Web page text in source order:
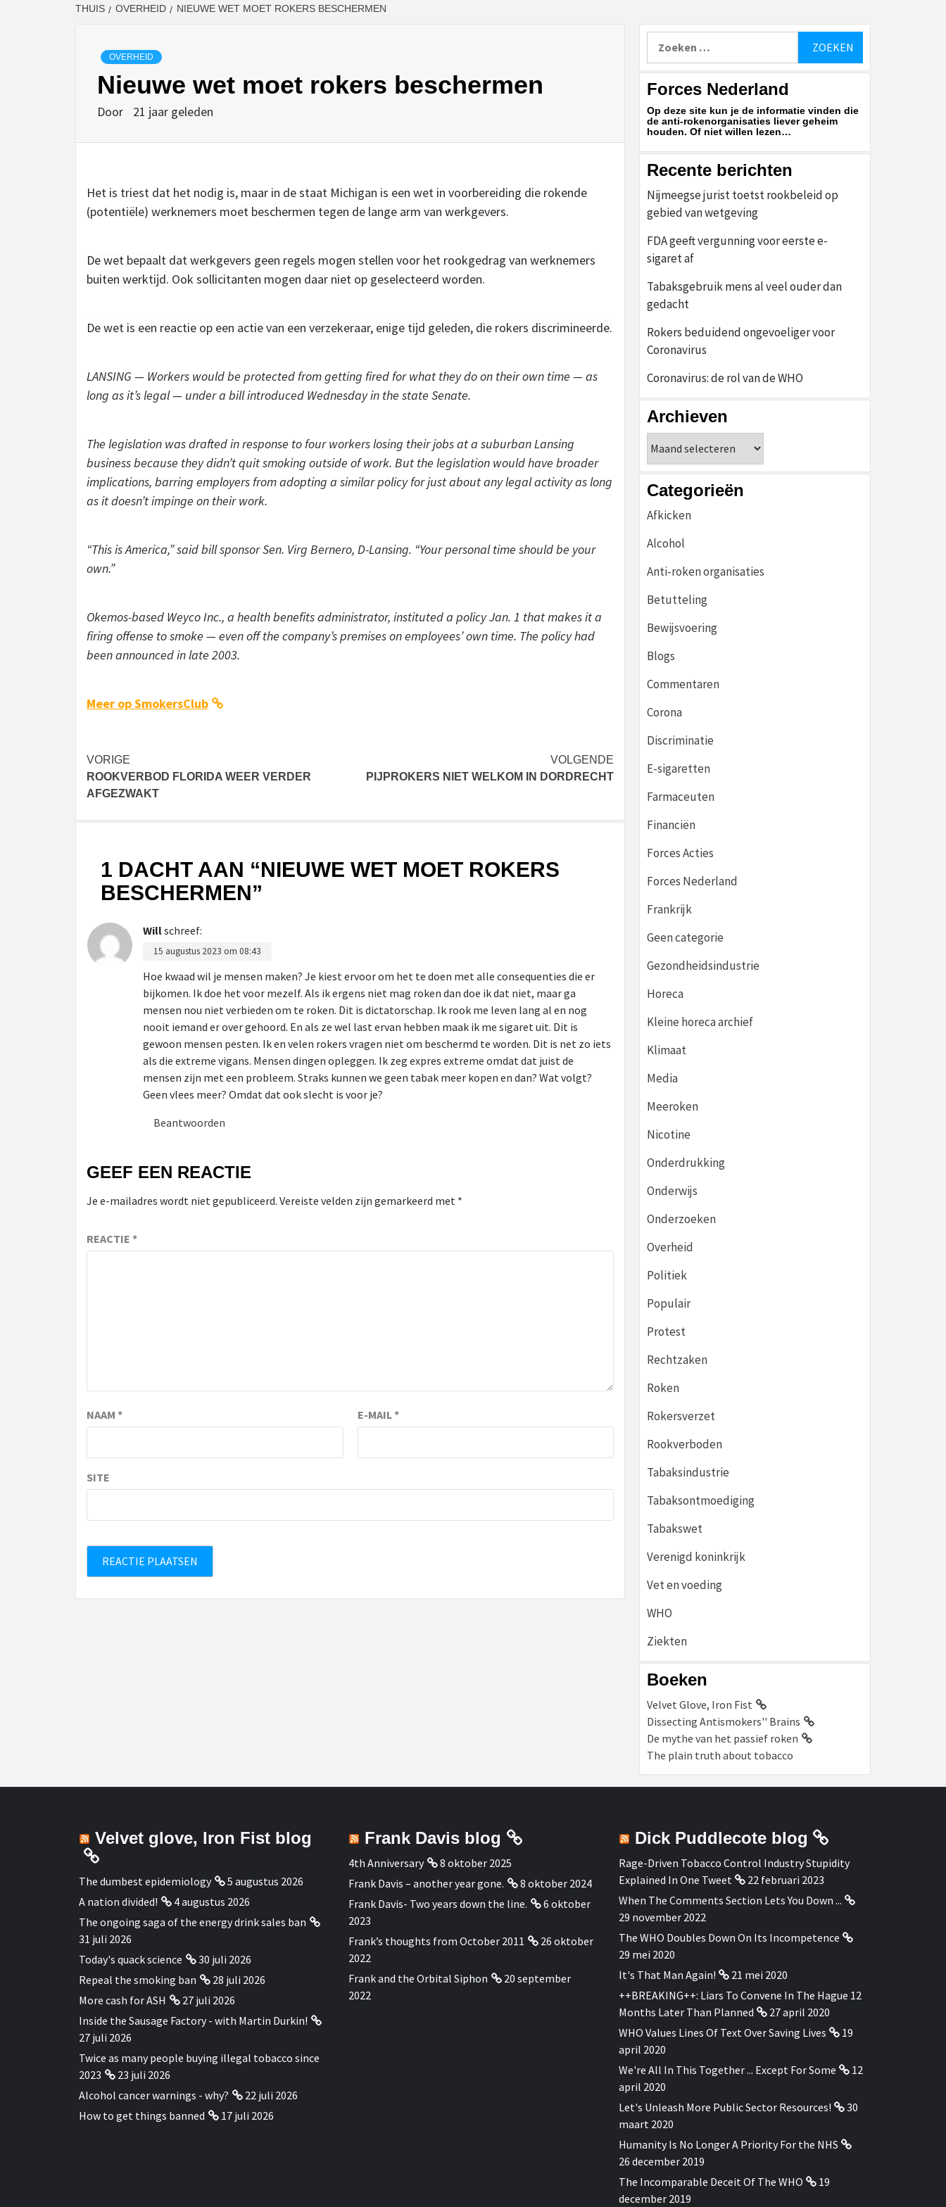
THUIS OVERHEID NIEUWE WET MOET ROKERS BESCHERMEN
OVERHEID
Nieuwe wet moet rokers beschermen
Door 21 jaar geleden
Het is triest dat het nodig is, maar in de staat Michigan is een wet in voorbereiding die rokende
(potentiële) werknemers moet beschermen tegen de lange arm van werkgevers.
De wet bepaalt dat werkgevers geen regels mogen stellen voor het rookgedrag van werknemers
buiten werktijd. Ook sollicitanten mogen daar niet op geselecteerd worden.
De wet is een reactie op een actie van een verzekeraar, enige tijd geleden, die rokers discrimineerde.
LANSING — Workers would be protected from getting fired for what they do on their own time — as
long as it’s legal — under a bill introduced Wednesday in the state Senate.
The legislation was drafted in response to four workers losing their jobs at a suburban Lansing
business because they didn’t quit smoking outside of work. But the legislation would have broader
implications, barring employers from adopting a similar policy for just about any legal activity as long
as it doesn’t impinge on their work.
“This is America,” said bill sponsor Sen. Virg Bernero, D-Lansing. “Your personal time should be your
own.”
Okemos-based Weyco Inc., a health benefits administrator, instituted a policy Jan. 1 that makes it a
firing offense to smoke — even off the company’s premises on employees’ own time. The policy had
been announced in late 2003.
Meer op SmokersClub
Bericht
navigatie
VORIGE
ROOKVERBOD FLORIDA WEER VERDER
AFGEZWAKT
VOLGENDE
PIJPROKERS NIET WELKOM IN DORDRECHT
1 DACHT AAN “NIEUWE WET MOET ROKERS
BESCHERMEN”
Willschreef:
15 augustus 2023 om 08:43
Hoe kwaad wil je mensen maken? Je kiest ervoor om het te doen met alle consequenties die er
bijkomen. Ik doe het voor mezelf. Als ik ergens niet mag roken dan doe ik dat niet, maar ga
mensen nou niet verbieden om te roken. Dit is dictatorschap. Ik rook me leven lang al en nog
nooit iemand er over gehoord. En als ze wel last ervan hebben maak ik me sigaret uit. Dit is
gewoon mensen pesten. Ik en velen rokers vragen niet om beschermd te worden. Dit is net zo iets
als die extreme vigans. Mensen dingen opleggen. Ik zeg expres extreme omdat dat juist de
mensen zijn met een probleem. Straks kunnen we geen tabak meer kopen en dan? Wat volgt?
Geen vlees meer? Omdat dat ook slecht is voor je?
Beantwoorden
GEEF EEN REACTIE
Je e-mailadres wordt niet gepubliceerd. Vereiste velden zijn gemarkeerd met *
REACTIE *
NAAM * E-MAIL*
SITE
naar:
Forces Nederland
Op deze site kun je de informatie vinden die
de anti-rokenorganisaties liever geheim
houden. Of niet willen lezen…
Recente berichten
Nijmeegse jurist toetst rookbeleid op
gebied van wetgeving
FDA geeft vergunning voor eerste e-
sigaret af
Tabaksgebruik mens al veel ouder dan
gedacht
Rokers beduidend ongevoeliger voor
Coronavirus
Coronavirus: de rol van de WHO
Archieven
Categorieën
Afkicken
Alcohol
Anti-roken organisaties
Betutteling
Bewijsvoering
Blogs
Commentaren
Corona
Discriminatie
E-sigaretten
Farmaceuten
Financiën
Forces Acties
Forces Nederland
Frankrijk
Geen categorie
Gezondheidsindustrie
Horeca
Kleine horeca archief
Klimaat
Media
Meeroken
Nicotine
Onderdrukking
Onderwijs
Onderzoeken
Overheid
Politiek
Populair
Protest
Rechtzaken
Roken
Rokersverzet
Rookverboden
Tabaksindustrie
Tabaksontmoediging
Tabakswet
Verenigd koninkrijk
Vet en voeding
WHO
Ziekten
Boeken
Velvet Glove, Iron Fist
Dissecting Antismokers'' Brains
De mythe van het passief roken
The plain truth about tobacco
Velvet glove, Iron Fist blog
The dumbest epidemiology
5 augustus 2026
A nation divided!
4 augustus 2026
The ongoing saga of the energy drink sales ban
31 juli 2026
Today's quack science
30 juli 2026
Repeal the smoking ban
28 juli 2026
More cash for ASH
27 juli 2026
Inside the Sausage Factory - with Martin Durkin!
27 juli 2026
Twice as many people buying illegal tobacco since
2023
23 juli 2026
Alcohol cancer warnings - why?
22 juli 2026
How to get things banned
17 juli 2026
Frank Davis blog
4th Anniversary
8 oktober 2025
Frank Davis – another year gone.
8 oktober 2024
Frank Davis- Two years down the line.
6 oktober
2023
Frank’s thoughts from October 2011
26 oktober
2022
Frank and the Orbital Siphon
20 september
2022
Dick Puddlecote blog
Rage-Driven Tobacco Control Industry Stupidity
Explained In One Tweet
22 februari 2023
When The Comments Section Lets You Down ...
29 november 2022
The WHO Doubles Down On Its Incompetence
29 mei 2020
It's That Man Again!
21 mei 2020
++BREAKING++: Liars To Convene In The Hague 12
Months Later Than Planned
27 april 2020
WHO Values Lines Of Text Over Saving Lives
19
april 2020
We're All In This Together ... Except For Some
12
april 2020
Let's Unleash More Public Sector Resources!
30
maart 2020
Humanity Is No Longer A Priority For the NHS
26 december 2019
The Incomparable Deceit Of The WHO
19
december 2019